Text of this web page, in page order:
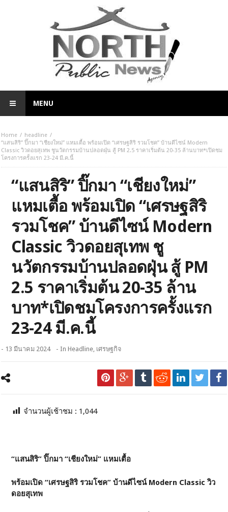
MENU
Home
headline
“แสนสิริ” ปิ๊กมา “เชียงใหม่” แหมเตื้อ พร้อมเปิด “เศรษฐสิริ รวมโชค” บ้านดีไซน์ Modern
Classic วิวดอยสุเทพ ชูนวัตกรรมบ้านปลอดฝุ่น สู้ PM 2.5 ราคาเริ่มต้น 20-35 ล้านบาท*เปิดชม
โครงการครั้งแรก 23-24 มี.ค.นี้
“แสนสิริ” ปิ๊กมา “เชียงใหม่”
แหมเตื้อ พร้อมเปิด “เศรษฐสิริ
รวมโชค” บ้านดีไซน์ Modern
Classic วิวดอยสุเทพ ชู
นวัตกรรมบ้านปลอดฝุ่น สู้ PM
2.5 ราคาเริ่มต้น 20-35 ล้าน
บาท*เปิดชมโครงการครั้งแรก
23-24 มี.ค.นี้
- 13 มีนาคม 2024 - InHeadline, เศรษฐกิจ
จำนวนผู้เช้าชม : 1,044
“แสนสิริ” ปิ๊กมา “เชียงใหม่” แหมเตื้อ
พร้อมเปิด “เศรษฐสิริ รวมโชค” บ้านดีไซน์ Modern Classic วิว
ดอยสุเทพ